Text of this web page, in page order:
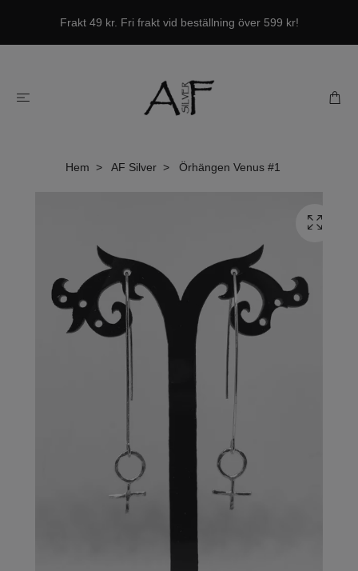
Frakt 49 kr. Fri frakt vid beställning över 599 kr!
Hem AF Silver Örhängen Venus #1